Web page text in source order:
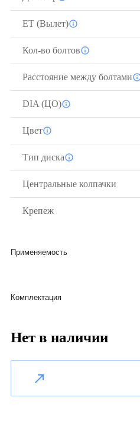
ЕТ (Вылет)
Кол-во болтов
Расстояние между болтами
DIA (ЦО)
Цвет
Тип диска
Центральные колпачки
Крепеж
Применяемость
Комплектация
Нет в наличии